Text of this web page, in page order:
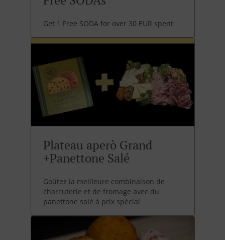
Get 1 Free SODA for over 30 EUR spent
Plateau aperò Grand
+Panettone Salé
Goûtez la meilleure combinaison de
charcuterie et de fromage avec du
panettone salé à prix spécial